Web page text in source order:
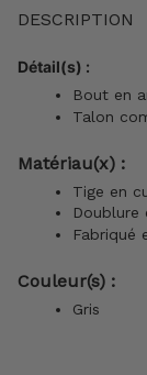
DESCRIPTION
Détail(s) :
Bout en
Talon
Matériau(x) :
Tige en
Doublure
Fabriqué
Couleur(s) :
Gris